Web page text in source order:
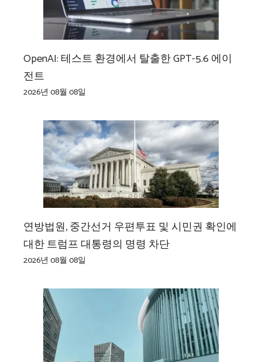
OpenAI: 테스트 환경에서 탈출한 GPT-5.6 에이
전트
2026년 08월 08일
연방법원, 중간선거 우편투표 및 시민권 확인에
대한 트럼프 대통령의 명령 차단
2026년 08월 08일